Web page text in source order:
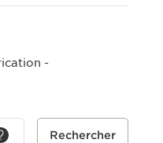
-
Rechercher